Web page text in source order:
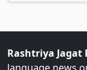
Rashtriya Jagat